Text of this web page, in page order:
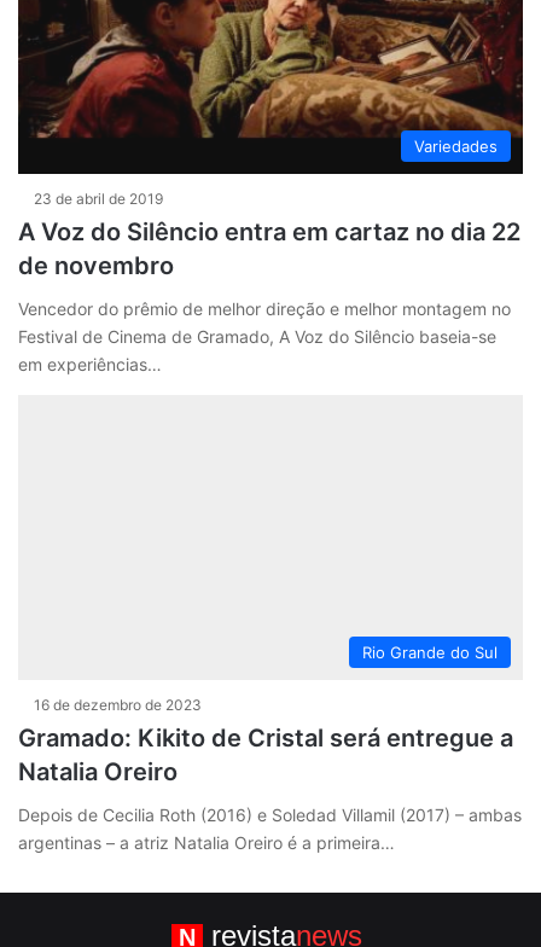
Variedades
23 de abril de 2019
A Voz do Silêncio entra em cartaz no dia 22
de novembro
Vencedor do prêmio de melhor direção e melhor montagem no
Festival de Cinema de Gramado, A Voz do Silêncio baseia-se
em experiências…
Rio Grande do Sul
16 de dezembro de 2023
Gramado: Kikito de Cristal será entregue a
Natalia Oreiro
Depois de Cecilia Roth (2016) e Soledad Villamil (2017) – ambas
argentinas – a atriz Natalia Oreiro é a primeira…
N revistanews